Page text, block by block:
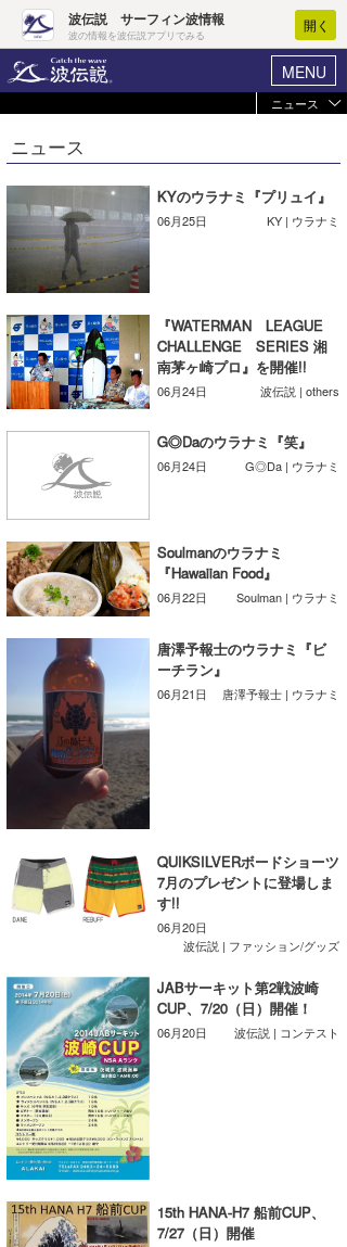
波伝説 サーフィン波情報
波の情報を波伝説アプリでみる
開く
MENU
ヘルプ マイホーム
ログイン
新規会員登録
波情報･概況
WAVE HUNTER波予想ツール
気象情報
ニュース
会員メニュー
ニュース
KYのウラナミ『プリュイ』
06月25日 KY | ウラナミ
『WATERMAN LEAGUE
CHALLENGE SERIES 湘
南茅ヶ崎プロ』を開催!!
06月24日 波伝説 | others
G◎Daのウラナミ『笑』
06月24日 G◎Da | ウラナミ
Soulmanのウラナミ
『Hawaiian Food』
06月22日 Soulman | ウラナミ
唐澤予報士のウラナミ『ビ
ーチラン』
06月21日 唐澤予報士 | ウラナミ
QUIKSILVERボードショーツ
7月のプレゼントに登場しま
す!!
06月20日
波伝説 | ファッション/グッズ
JABサーキット第2戦波崎
CUP、7/20（日）開催！
06月20日 波伝説 | コンテスト
15th HANA-H7 船前CUP、
7/27（日）開催
ニュース
Core Surf Japan
コンテスト
ファッション/グッズ
アート＆エンタメ
コラム
トラベル
ショップ情報
ショップ情報
湘南
千葉北
伊豆
千葉南
大阪
四国
沖縄
ウラナミ
お知らせ
その他
ルール＆How to
VOTE!
サーファーズ
Core Surf Japan
Naoya Kimoto
mitsuteru Kamio
Yasunari Inoue
Yoshiyuki Obata
arukasvision
メディア
SURFMEDIA
Colors MAGAZINE
WAVAL
波伝説アンバサダー/プロライダー
福島寿実子
中浦“JET”章
嵯峨明日香
波伝説スタッフ
☆加藤
+☆maki☆+
波伝説